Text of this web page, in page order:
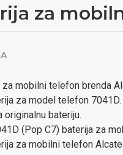
za
mobilni telefon brenda
za model telefon 7041D.
originalnu bateriju.
(Pop C7) baterija za
za mobilni telefon